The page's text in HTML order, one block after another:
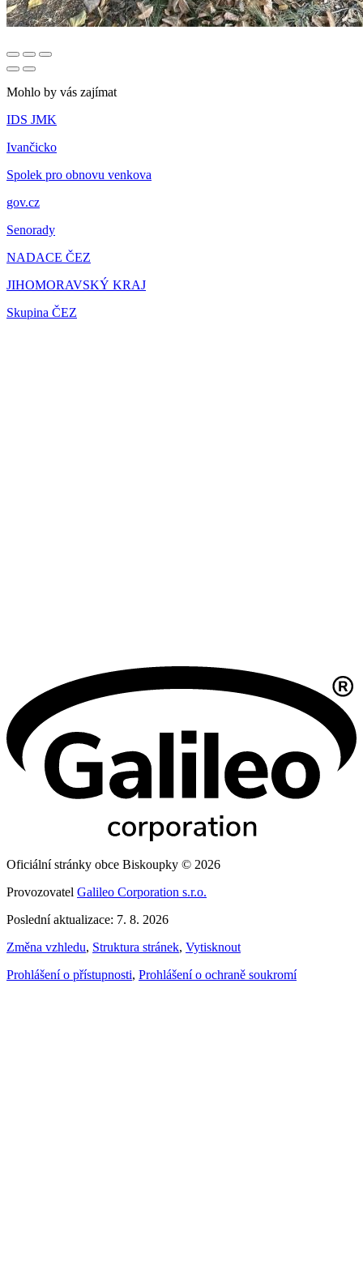
Mohlo by vás zajímat
IDS JMK
Ivančicko
Spolek pro obnovu venkova
gov.cz
Senorady
NADACE ČEZ
JIHOMORAVSKÝ KRAJ
Skupina ČEZ
Oficiální stránky obce Biskoupky © 2026
Provozovatel Galileo Corporation s.r.o.
Poslední aktualizace: 7. 8. 2026
Změna vzhledu, Struktura stránek, Vytisknout
Prohlášení o přístupnosti, Prohlášení o ochraně soukromí